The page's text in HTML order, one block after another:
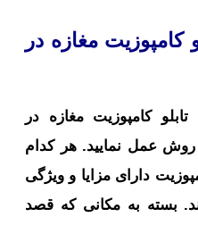
مغازه در
کامپوزیت مغازه در
شهریار شما می توانید به 3 روش عمل نمایید. هر کدام
دارای مزایا و ویژگی
بسته به مکانی که قصد